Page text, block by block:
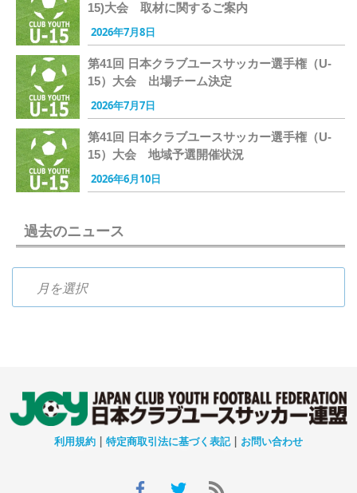
15)大会 取材に関するご案内
2026年7月8日
第41回 日本クラブユースサッカー選手権（U-
15）大会 出場チーム決定
2026年7月7日
第41回 日本クラブユースサッカー選手権（U-
15）大会 地域予選開催状況
2026年6月10日
過去のニュース
利用規約 | 特定商取引法に基づく表記| お問い合わせ